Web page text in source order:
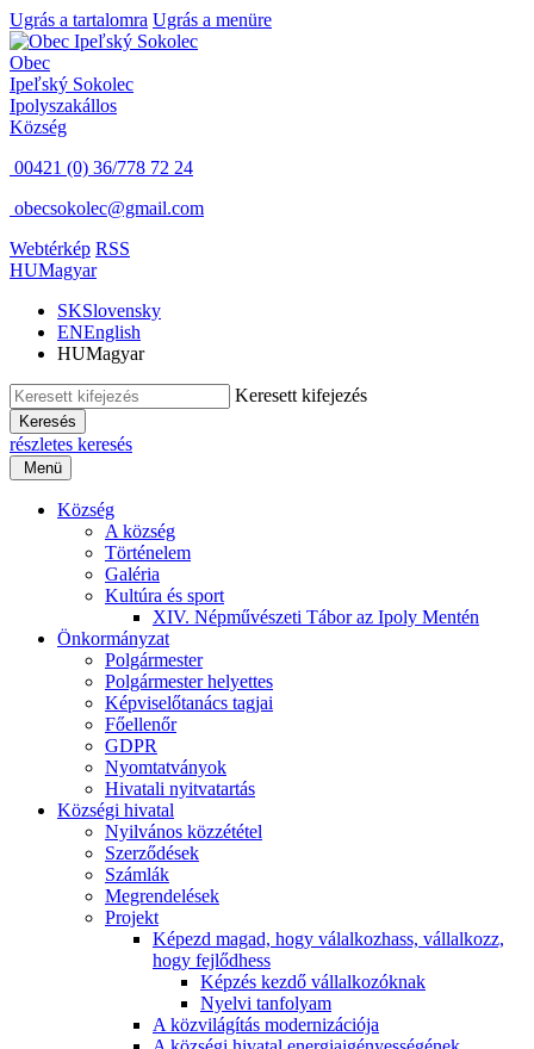
Ugrás a tartalomra Ugrás a menüre
Obec
Ipeľský Sokolec
Ipolyszakállos
Község
00421 (0) 36/778 72 24
obecsokolec@gmail.com
Webtérkép RSS
HUMagyar
SKSlovensky
ENEnglish
HUMagyar
Keresett kifejezés
Keresés
részletes keresés
Menü
Község
A község
Történelem
Galéria
Kultúra és sport
XIV. Népművészeti Tábor az Ipoly Mentén
Önkormányzat
Polgármester
Polgármester helyettes
Képviselőtanács tagjai
Főellenőr
GDPR
Nyomtatványok
Hivatali nyitvatartás
Községi hivatal
Nyilvános közzététel
Szerződések
Számlák
Megrendelések
Projekt
Képezd magad, hogy válalkozhass, vállalkozz,
hogy fejlődhess
Képzés kezdő vállalkozóknak
Nyelvi tanfolyam
A közvilágítás modernizációja